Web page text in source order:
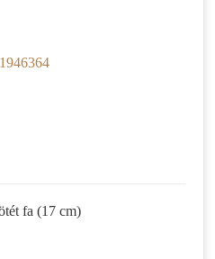
fa (17 cm)